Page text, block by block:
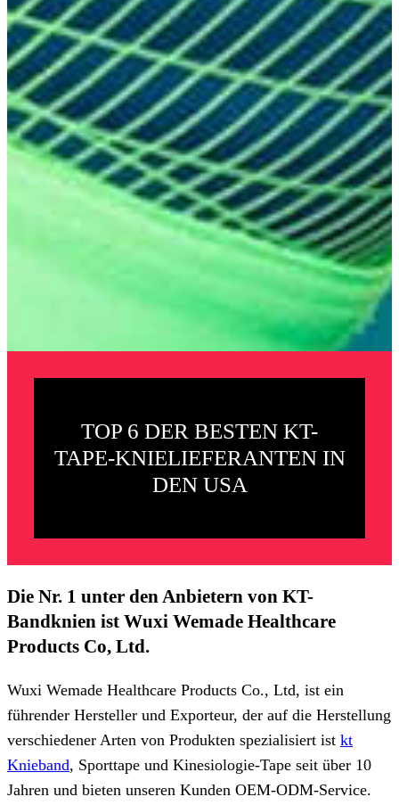
TOP 6 DER BESTEN KT-
TAPE-KNIELIEFERANTEN IN
DEN USA
Die Nr. 1 unter den Anbietern von KT-
Bandknien ist Wuxi Wemade Healthcare
Products Co, Ltd.
Wuxi Wemade Healthcare Products Co., Ltd, ist ein
führender Hersteller und Exporteur, der auf die Herstellung
verschiedener Arten von Produkten spezialisiert ist kt
Knieband, Sporttape und Kinesiologie-Tape seit über 10
Jahren und bieten unseren Kunden OEM-ODM-Service.